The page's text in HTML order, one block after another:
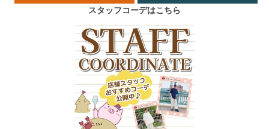
スタッフコーデはこちら